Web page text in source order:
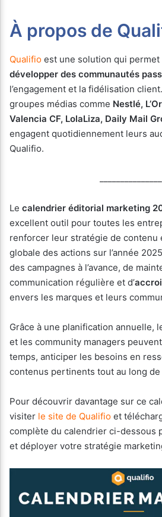
À propos de
Qualifio est une solution qui permet
développer des communautés
l’engagement et la fidélisation
groupes médias comme Nestlé,
Valencia CF, LolaLiza, Daily Mail
engagent quotidiennement leurs
Qualifio.
Le calendrier éditorial marketing
excellent outil pour toutes les
renforcer leur stratégie de contenu
globale des actions sur l’année
des campagnes à l’avance, de
communication régulière et d’
envers les marques et leurs
Grâce à une planification annuelle,
et les community managers
temps, anticiper les besoins en
contenus pertinents tout au long de
Pour découvrir davantage sur ce
visiter le site de Qualifio et
complète du calendrier ci-dessous
et déployer votre stratégie